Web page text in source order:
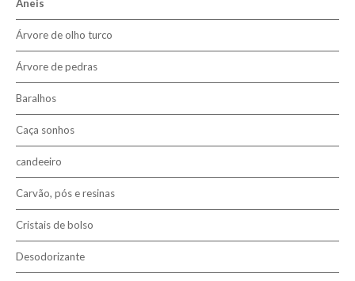
Pesquisar
Aneis
Árvore de olho turco
Árvore de pedras
Baralhos
Caça sonhos
candeeiro
Carvão, pós e resinas
Cristais de bolso
Desodorizante